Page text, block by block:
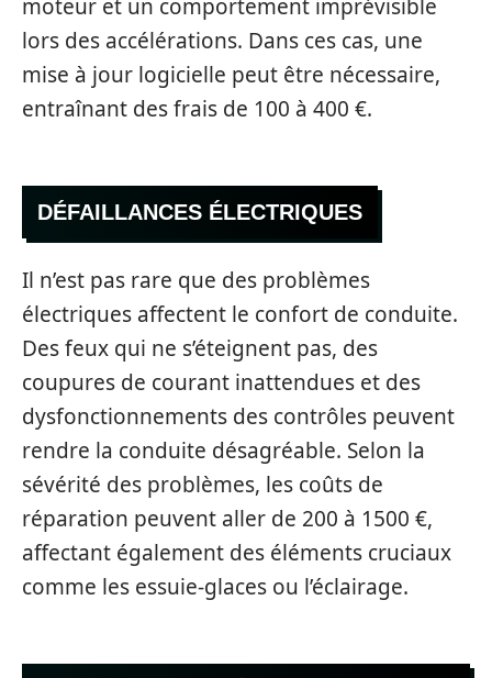
moteur et un comportement imprévisible
lors des accélérations. Dans ces cas, une
mise à jour logicielle peut être nécessaire,
entraînant des frais de 100 à 400 €.
DÉFAILLANCES ÉLECTRIQUES
Il n’est pas rare que des problèmes
électriques affectent le confort de conduite.
Des feux qui ne s’éteignent pas, des
coupures de courant inattendues et des
dysfonctionnements des contrôles peuvent
rendre la conduite désagréable. Selon la
sévérité des problèmes, les coûts de
réparation peuvent aller de 200 à 1500 €,
affectant également des éléments cruciaux
comme les essuie-glaces ou l’éclairage.